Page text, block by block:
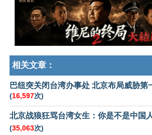
相关文章：
巴纽突关闭台湾办事处 北京布局威胁第
(16,597次)
北京战狼狂骂台湾女生：你是不是中国
(35,063次)